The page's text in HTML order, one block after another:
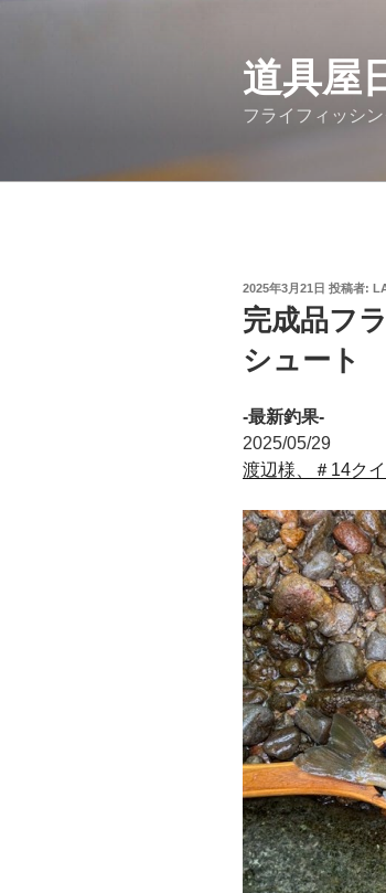
道具屋
フライフィッシ
投
稿
日:
2025年3月21日 投稿者:
完成品フ
シュート
-最新釣果-
2025/05/29
渡辺様、＃14ク